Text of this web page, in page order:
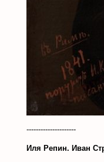
---------------------
Иля Репин. Иван